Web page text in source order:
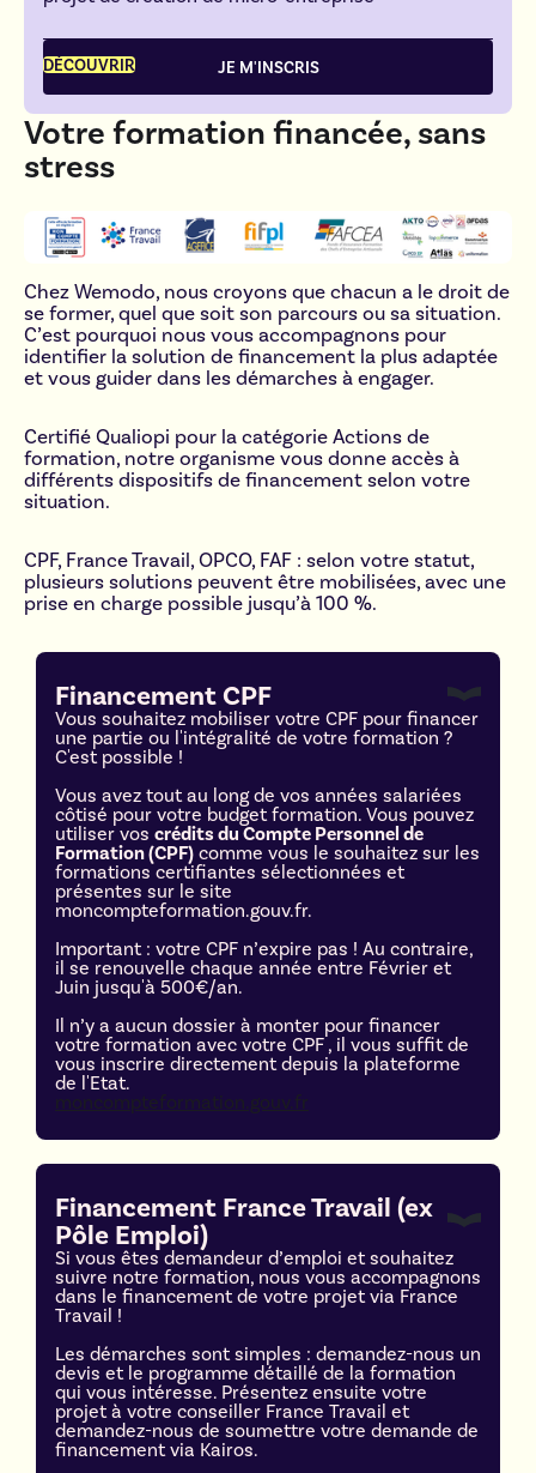
JE M'INSCRIS
DÉCOUVRIR
Votre formation financée, sans
stress
Chez Wemodo, nous croyons que chacun a le droit de
se former, quel que soit son parcours ou sa situation.
C’est pourquoi nous vous accompagnons pour
identifier la solution de financement la plus adaptée
et vous guider dans les démarches à engager.
Certifié Qualiopi pour la catégorie Actions de
formation, notre organisme vous donne accès à
différents dispositifs de financement selon votre
situation.
CPF, France Travail, OPCO, FAF : selon votre statut,
plusieurs solutions peuvent être mobilisées, avec une
prise en charge possible jusqu’à 100 %.
Financement CPF
Vous souhaitez mobiliser votre CPF pour financer
une partie ou l'intégralité de votre formation ?
C'est possible !
Vous avez tout au long de vos années salariées
côtisé pour votre budget formation. Vous pouvez
utiliser vos crédits du Compte Personnel de
Formation (CPF) comme vous le souhaitez sur les
formations certifiantes sélectionnées et
présentes sur le site
moncompteformation.gouv.fr.
Important : votre CPF n’expire pas ! Au contraire,
il se renouvelle chaque année entre Février et
Juin jusqu'à 500€/an.
Il n’y a aucun dossier à monter pour financer
votre formation avec votre CPF , il vous suffit de
vous inscrire directement depuis la plateforme
de l'Etat.
moncompteformation.gouv.fr
Financement France Travail (ex
Pôle Emploi)
Si vous êtes demandeur d’emploi et souhaitez
suivre notre formation, nous vous accompagnons
dans le financement de votre projet via France
Travail !
Les démarches sont simples : demandez-nous un
devis et le programme détaillé de la formation
qui vous intéresse. Présentez ensuite votre
projet à votre conseiller France Travail et
demandez-nous de soumettre votre demande de
financement via Kairos.